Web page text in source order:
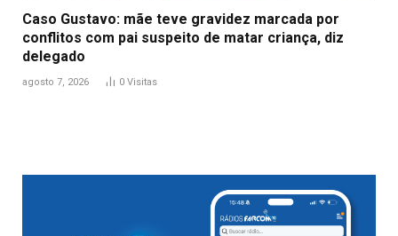
Caso Gustavo: mãe teve gravidez marcada por
conflitos com pai suspeito de matar criança, diz
delegado
agosto 7, 2026 0 Visitas